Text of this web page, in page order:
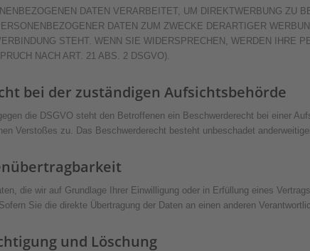
DATEN VERARBEITET, UM DIREKTWERBUNG
DATEN ZUM ZWECKE DERARTIGER
STEHT. WENN SIE WIDERSPRECHEN, WERDEN IHRE
NACH ART. 21 ABS. 2 DSGVO).
bei der zuständigen Aufsichts­behörde
die DSGVO steht den Betroffenen ein Beschwerderecht bei einer
Verstoßes zu. Das Beschwerderecht besteht unbeschadet
die wir auf Grundlage Ihrer Einwilligung oder in Erfüllung eines
Sie die direkte Übertragung der Daten an einen anderen
und Löschung